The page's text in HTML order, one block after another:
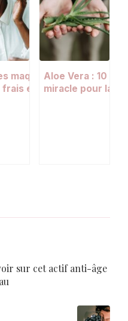
: les
maquillage pour
et lumineux
Aloe Vera : 10
miracle pour la
sur cet actif anti-âge